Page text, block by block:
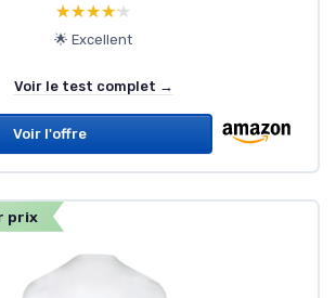
★★★★★
★★★★★
🌟 Excellent
Voir le test complet →
Voir l'offre
prix